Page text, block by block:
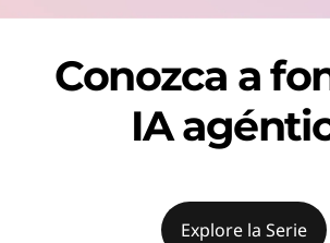
Conozca a
IA
Explore la Serie